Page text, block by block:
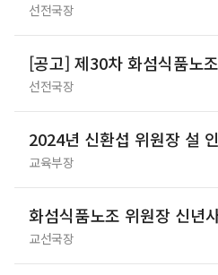
선전국장
[공고] 제30차 화섬식품노
선전국장
2024년 신환섭 위원장 설
교육부장
화섬식품노조 위원장 신년
교선국장